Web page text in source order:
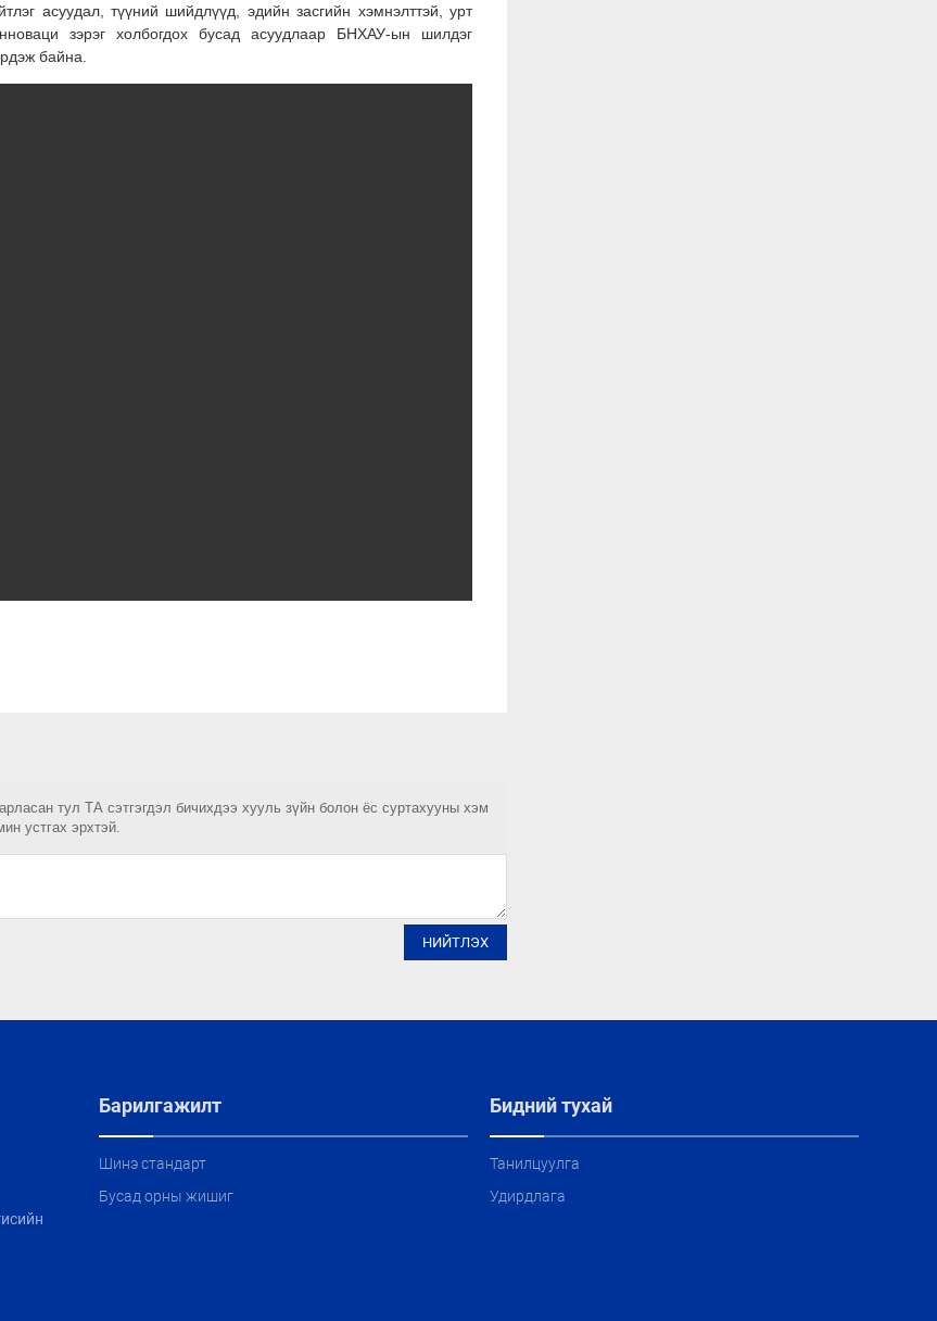
асуудал, түүний шийдлүүд, эдийн засгийн хэмнэлттэй, урт
зэрэг холбогдох бусад асуудлаар БНХАУ-ын шилдэг
байна.
тул ТА сэтгэгдэл бичихдээ хууль зүйн болон ёс суртахууны хэм
устгах эрхтэй.
НИЙТЛЭХ
Барилгажилт
Шинэ стандарт
Бусад орны жишиг
Бидний тухай
Танилцуулга
Удирдлага